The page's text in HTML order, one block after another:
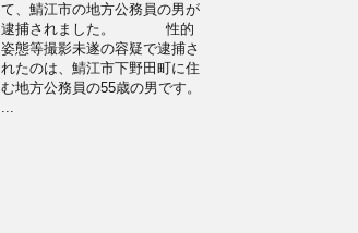
て、鯖江市の地方公務員の男が
逮捕されました。 性的
姿態等撮影未遂の容疑で逮捕さ
れたのは、鯖江市下野田町に住
む地方公務員の55歳の男です。
...